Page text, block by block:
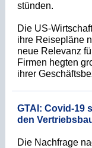
stünden.
Die US-
ihre Reisepläne
neue Relevanz
Firmen hegten
ihrer
GTAI: Covid-19
den
Die Nachfrage